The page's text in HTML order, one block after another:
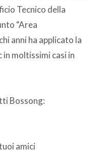
Tecnico della
“Area
anni ha applicato la
moltissimi casi in
Bossong:
amici